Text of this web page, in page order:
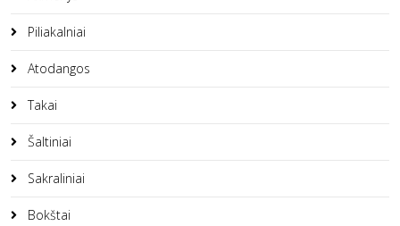
Piliakalniai
Atodangos
Takai
Šaltiniai
Sakraliniai
Bokštai